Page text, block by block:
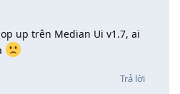
up trên Median Ui v1.7, ai
Trả lời